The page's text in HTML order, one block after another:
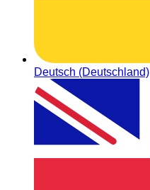
Deutsch (Deutschland)